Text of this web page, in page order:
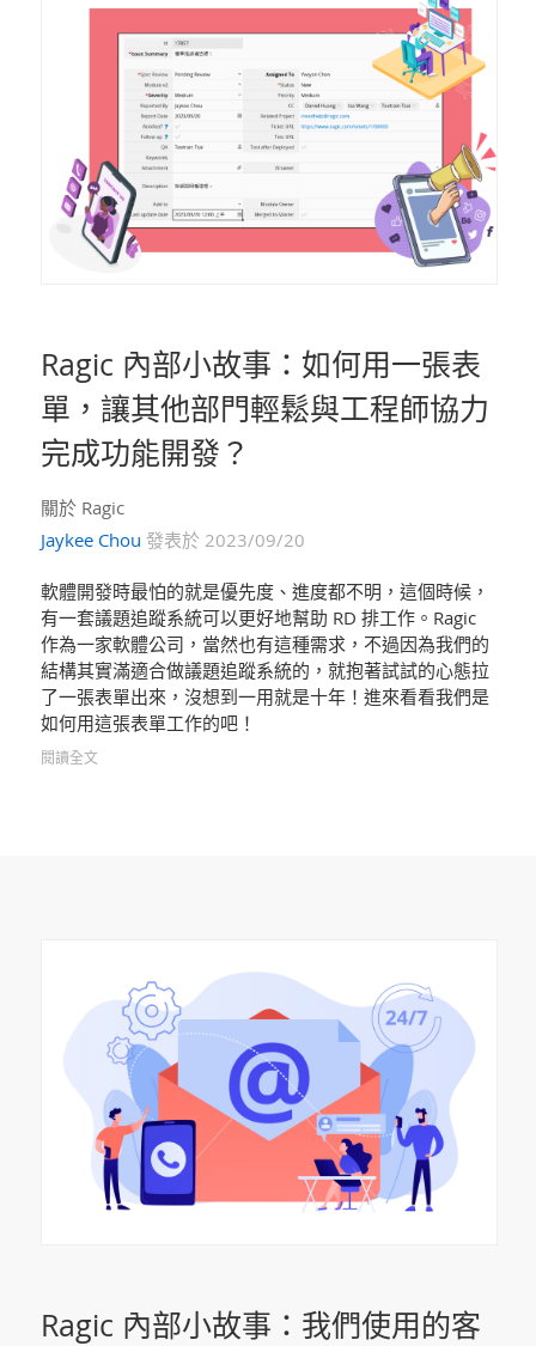
Ragic 內部小故事：如何用一張表
單，讓其他部門輕鬆與工程師協力
完成功能開發？
關於 Ragic
Jaykee Chou 發表於 2023/09/20
軟體開發時最怕的就是優先度、進度都不明，這個時候，
有一套議題追蹤系統可以更好地幫助 RD 排工作。Ragic
作為一家軟體公司，當然也有這種需求，不過因為我們的
結構其實滿適合做議題追蹤系統的，就抱著試試的心態拉
了一張表單出來，沒想到一用就是十年！進來看看我們是
如何用這張表單工作的吧！
閱讀全文
Ragic 內部小故事：我們使用的客